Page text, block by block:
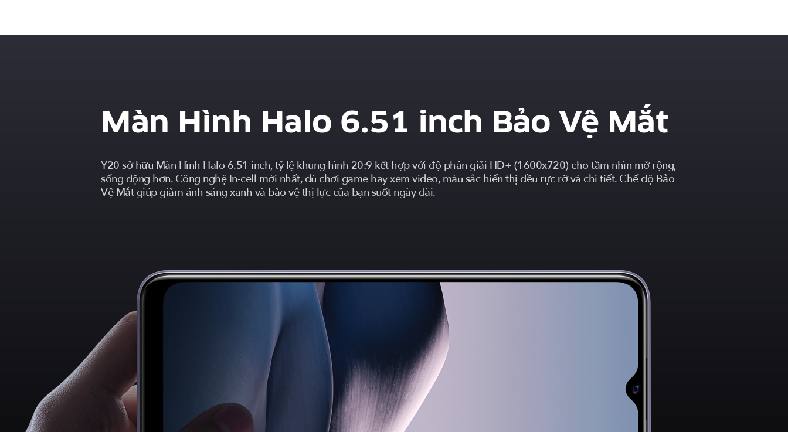
Màn Hình Halo 6.51 inch Bảo Vệ Mắt
Y20 sở hữu Màn Hình Halo 6.51 inch, tỷ lệ khung hình 20:9 kết hợp với độ phân giải HD+ (1600x720) cho tầm nhìn mở rộng,
sống động hơn. Công nghệ In-cell mới nhất, dù chơi game hay xem video, màu sắc hiển thị đều rực rỡ và chi tiết. Chế độ Bảo
Vệ Mắt giúp giảm ánh sáng xanh và bảo vệ thị lực của bạn suốt ngày dài.